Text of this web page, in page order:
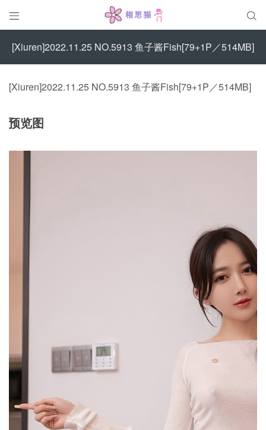
 
[Xiuren]2022.11.25 NO.5913 鱼子酱Fish[79+1P／514MB]
[Xiuren]2022.11.25 NO.5913 鱼子酱Fish[79+1P／514MB]
预览图